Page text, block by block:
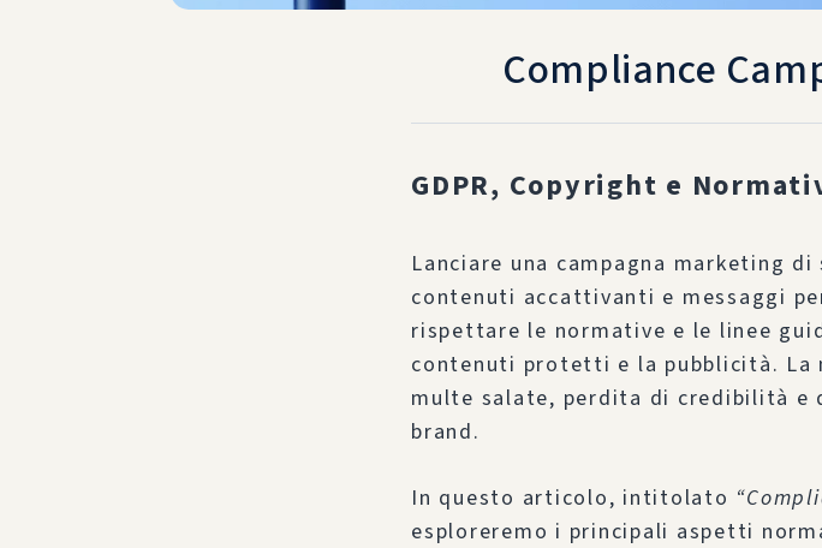
Compliance
GDPR, Copyright e
Lanciare una campagna marketing
contenuti accattivanti e messaggi
rispettare le normative e le linee
contenuti protetti e la pubblicità. La
multe salate, perdita di credibilità e
brand.
In questo articolo, intitolato
esploreremo i principali aspetti